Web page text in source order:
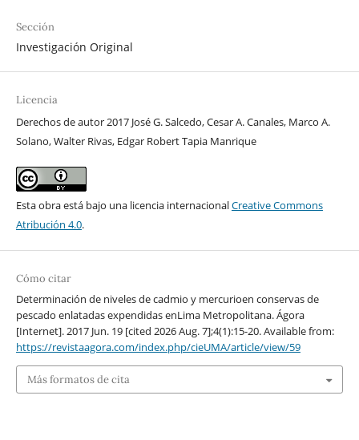
Sección
Investigación Original
Licencia
Derechos de autor 2017 José G. Salcedo, Cesar A. Canales, Marco A.
Solano, Walter Rivas, Edgar Robert Tapia Manrique
Esta obra está bajo una licencia internacionalCreative Commons
Atribución 4.0.
Cómo citar
Determinación de niveles de cadmio y mercurioen conservas de
pescado enlatadas expendidas enLima Metropolitana. Ágora
[Internet]. 2017 Jun. 19 [cited 2026 Aug. 7];4(1):15-20. Available from:
https://revistaagora.com/index.php/cieUMA/article/view/59
Más formatos de cita